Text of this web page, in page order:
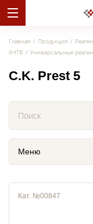
Главная Продукция
АЧТВ
Универсальные
C.K. Prest 5
Меню
Кат. №00847